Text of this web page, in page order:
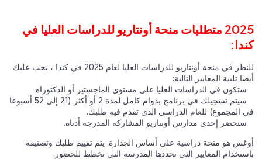
2025 متطلبات منحة أونتاريو للدراسات العليا في
كندا:
للنظر في منحة أونتاريو للدراسات العليا لعام 2025 في كندا ، يجب عليك
أيضا تلبية المعايير التالية:
ستكون في الدراسات العليا على مستوى الماجستير أو الدكتوراه
سيتم تسجيلك في برنامج بدوام كامل لمدة 2 أو أكثر (21 إلى 52 أسبوعا
في المجموع) للعام الدراسي الذي تقدم فيه طلبك.
ستحضر إحدى مدارس أونتاريو المشاركة المدرجة أدناه.
أوغس هو منحة دراسية على أساس الجدارة. يتم تقييم طلبك وتصنيفه
باستخدام المعايير التي تحددها المدرسة التي تخطط للحضور.